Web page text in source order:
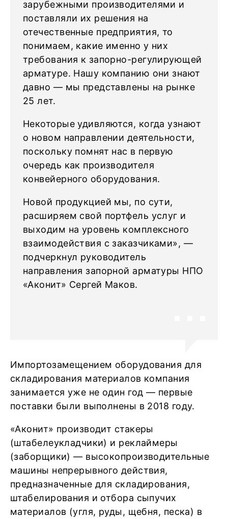
зарубежными производителями и
поставляли их решения на
отечественные предприятия, то
понимаем, какие именно у них
требования к запорно-регулирующей
арматуре. Нашу компанию они знают
давно — мы представлены на рынке
25 лет.
Некоторые удивляются, когда узнают
о новом направлении деятельности,
поскольку помнят нас в первую
очередь как производителя
конвейерного оборудования.
Новой продукцией мы, по сути,
расширяем свой портфель услуг и
выходим на уровень комплексного
взаимодействия с заказчиками», —
подчеркнул руководитель
направления запорной арматуры НПО
«Аконит» Сергей Маков.
Импортозамещением оборудования для
складирования материалов компания
занимается уже не один год — первые
поставки были выполнены в 2018 году.
«Аконит» производит стакеры
(штабелеукладчики) и реклаймеры
(заборщики) — высокопроизводительные
машины непрерывного действия,
предназначенные для складирования,
штабелирования и отбора сыпучих
материалов (угля, руды, щебня, песка) в